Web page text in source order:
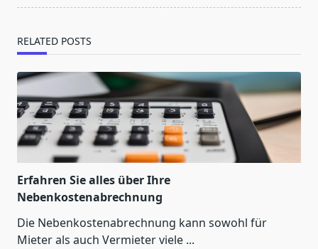
RELATED POSTS
Erfahren Sie alles über Ihre
Nebenkostenabrechnung
Die Nebenkostenabrechnung kann sowohl für
Mieter als auch Vermieter viele ...